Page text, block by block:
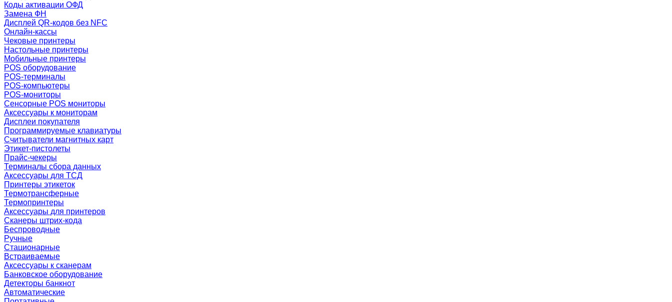
Коды активации ОФД
Замена ФН
Дисплей QR-кодов без NFC
Онлайн-кассы
Чековые принтеры
Настольные принтеры
Мобильные принтеры
POS оборудование
POS-терминалы
POS-компьютеры
POS-мониторы
Сенсорные POS мониторы
Аксессуары к мониторам
Дисплеи покупателя
Программируемые клавиатуры
Считыватели магнитных карт
Этикет-пистолеты
Прайс-чекеры
Терминалы сбора данных
Аксессуары для ТСД
Принтеры этикеток
Термотрансферные
Термопринтеры
Аксессуары для принтеров
Сканеры штрих-кода
Беспроводные
Ручные
Стационарные
Встраиваемые
Аксессуары к сканерам
Банковское оборудование
Детекторы банкнот
Автоматические